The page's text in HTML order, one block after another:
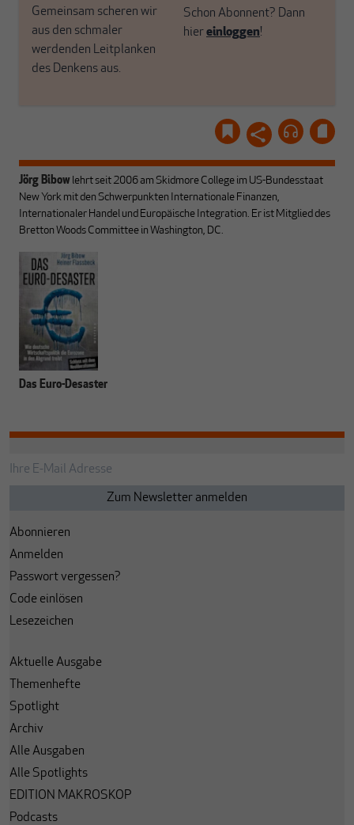
Gemeinsam scheren wir
aus den schmaler
werdenden Leitplanken
des Denkens aus.
Schon Abonnent? Dann
hiereinloggen!
Jörg Bibow lehrt seit 2006 am Skidmore College im US-Bundesstaat
New York mit den Schwerpunkten Internationale Finanzen,
Internationaler Handel und Europäische Integration. Er ist Mitglied des
Bretton Woods Committee in Washington, DC.
Das Euro-Desaster
Abonnieren
Anmelden
Passwort vergessen?
Code einlösen
Lesezeichen
Aktuelle Ausgabe
Themenhefte
Spotlight
Archiv
Alle Ausgaben
Alle Spotlights
EDITION MAKROSKOP
Podcasts